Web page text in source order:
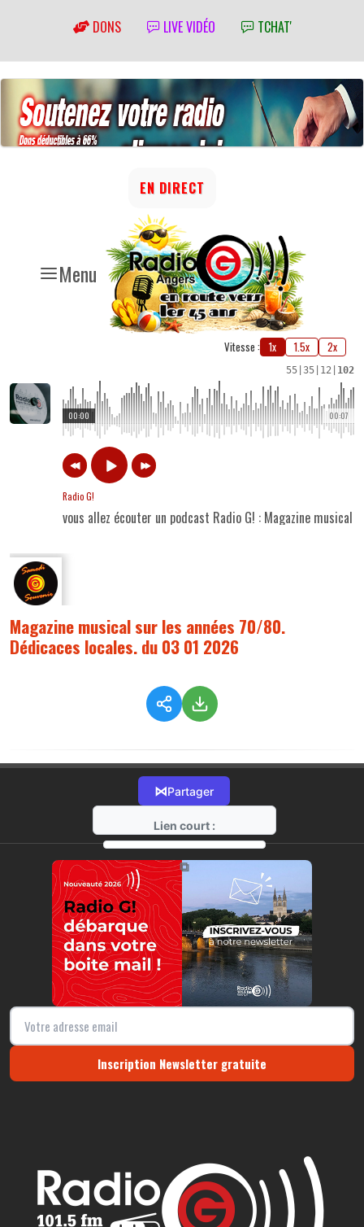
DONS LIVE VIDÉO TCHAT'
Menu
EN DIRECT
Vitesse : 1x 1.5x 2x
55 35 12 102
00:07
00:00
Radio G!
vous allez écouter un podcast Radio G! : Magazine
Magazine musical sur les années 70/80.
Dédicaces locales. du 03 01 2026
⋈Partager
Lien court :
https://radio-g.fr?20270
⧉
Inscription Newsletter gratuite